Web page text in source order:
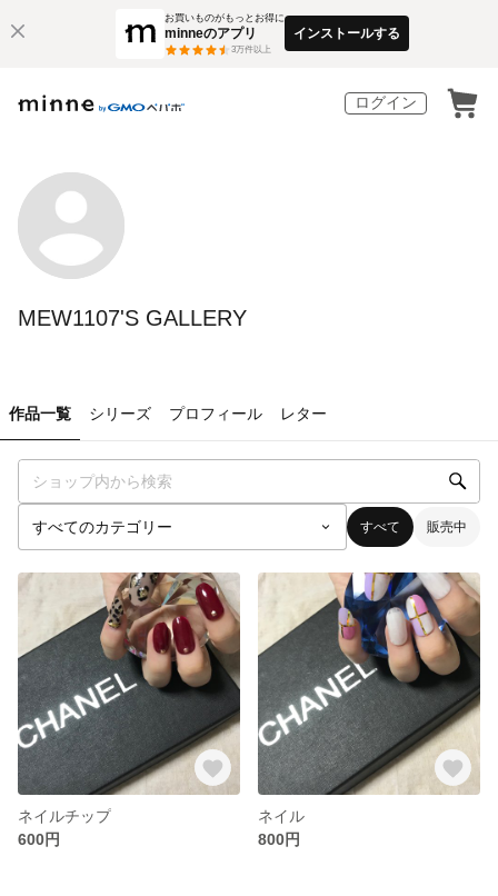
お買いものがもっとお得に
minneのアプリ
3万件以上
インストールする
ログイン
MEW1107'S GALLERY
作品一覧 シリーズ プロフィール レター
すべて 販売中
ネイルチップ
600円
ネイル
800円